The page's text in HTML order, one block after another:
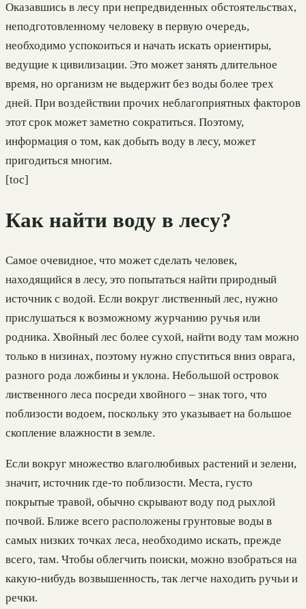
Оказавшись в лесу при непредвиденных обстоятельствах,
неподготовленному человеку в первую очередь,
необходимо успокоиться и начать искать ориентиры,
ведущие к цивилизации. Это может занять длительное
время, но организм не выдержит без воды более трех
дней. При воздействии прочих неблагоприятных факторов
этот срок может заметно сократиться. Поэтому,
информация о том, как добыть воду в лесу, может
пригодиться многим.
[toc]
Как найти воду в лесу?
Самое очевидное, что может сделать человек,
находящийся в лесу, это попытаться найти природный
источник с водой. Если вокруг лиственный лес, нужно
прислушаться к возможному журчанию ручья или
родника. Хвойный лес более сухой, найти воду там можно
только в низинах, поэтому нужно спуститься вниз оврага,
разного рода ложбины и уклона. Небольшой островок
лиственного леса посреди хвойного – знак того, что
поблизости водоем, поскольку это указывает на большое
скопление влажности в земле.
Если вокруг множество влаголюбивых растений и зелени,
значит, источник где-то поблизости. Места, густо
покрытые травой, обычно скрывают воду под рыхлой
почвой. Ближе всего расположены грунтовые воды в
самых низких точках леса, необходимо искать, прежде
всего, там. Чтобы облегчить поиски, можно взобраться на
какую-нибудь возвышенность, так легче находить ручьи и
речки.